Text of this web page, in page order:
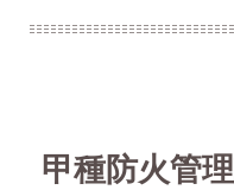
甲種防火管